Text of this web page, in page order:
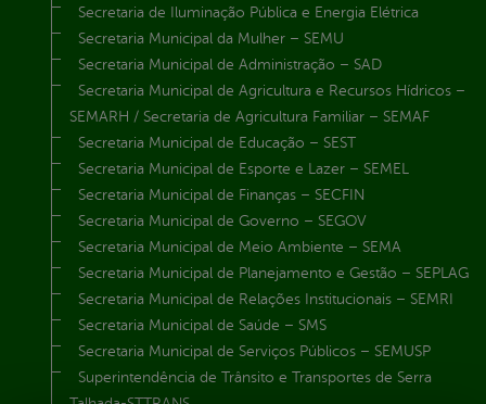
Secretaria de Iluminação Pública e Energia Elétrica
Secretaria Municipal da Mulher – SEMU
Secretaria Municipal de Administração – SAD
Secretaria Municipal de Agricultura e Recursos Hídricos –
SEMARH / Secretaria de Agricultura Familiar – SEMAF
Secretaria Municipal de Educação – SEST
Secretaria Municipal de Esporte e Lazer – SEMEL
Secretaria Municipal de Finanças – SECFIN
Secretaria Municipal de Governo – SEGOV
Secretaria Municipal de Meio Ambiente – SEMA
Secretaria Municipal de Planejamento e Gestão – SEPLAG
Secretaria Municipal de Relações Institucionais – SEMRI
Secretaria Municipal de Saúde – SMS
Secretaria Municipal de Serviços Públicos – SEMUSP
Superintendência de Trânsito e Transportes de Serra